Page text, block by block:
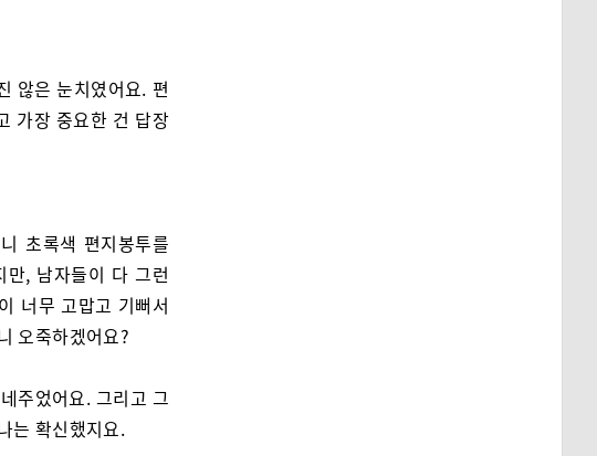
않은 눈치였어요. 편
가장 중요한 건 답장
초록색 편지봉투를
만, 남자들이 다 그런
너무 고맙고 기뻐서
오죽하겠어요?
주었어요. 그리고 그
는 확신했지요.